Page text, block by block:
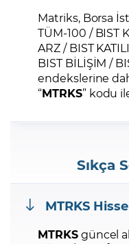
Matriks, Borsa
TÜM-100 / BIST
ARZ / BIST
BIST BİLİŞİM /
endekslerine
“MTRKS” kodu
Sıkça
MTRKS
MTRKSgüncel